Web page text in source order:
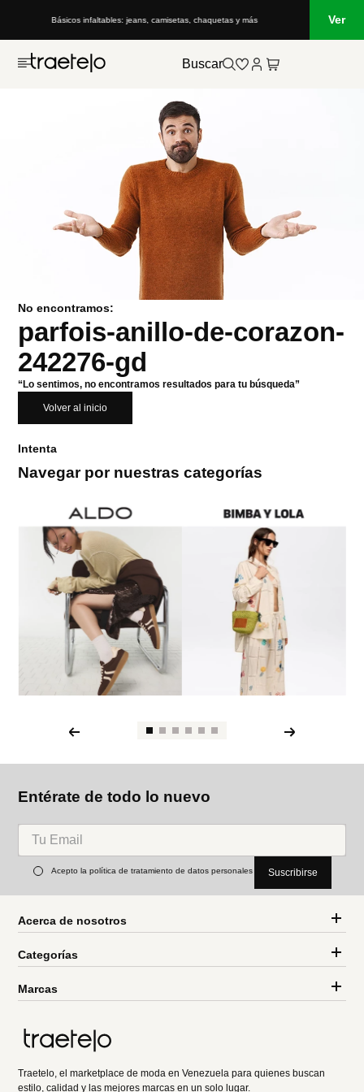
Básicos infaltables: jeans, camisetas, chaquetas y más Ver
Buscar
No encontramos:
parfois-anillo-de-corazon-
242276-gd
“Lo sentimos, no encontramos resultados para tu búsqueda”
Volver al inicio
Intenta
Navegar por nuestras categorías
Entérate de todo lo nuevo
Acepto la política de tratamiento de datos personales Suscribirse
Acerca de nosotros
Categorías
Marcas
Traetelo, el marketplace de moda en Venezuela para quienes buscan
estilo, calidad y las mejores marcas en un solo lugar.